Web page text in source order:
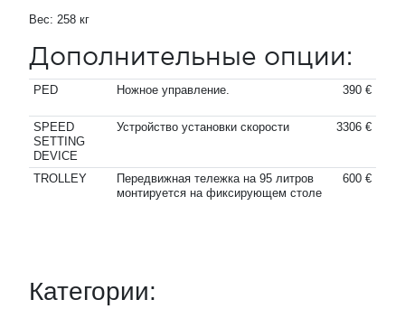
Вес: 258 кг
Дополнительные опции:
PED Ножное управление. 390 €
SPEED
SETTING
DEVICE
Устройство установки скорости 3306 €
TROLLEY
Передвижная тележка на 95 литров
монтируется на фиксирующем столе
600 €
Категории: